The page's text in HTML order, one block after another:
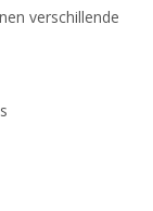
verschillende